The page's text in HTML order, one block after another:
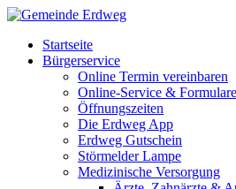
Startseite
Bürgerservice
Online Termin vereinbaren
Online-Service & Formulare
Öffnungszeiten
Die Erdweg App
Erdweg Gutschein
Störmelder Lampe
Medizinische Versorgung